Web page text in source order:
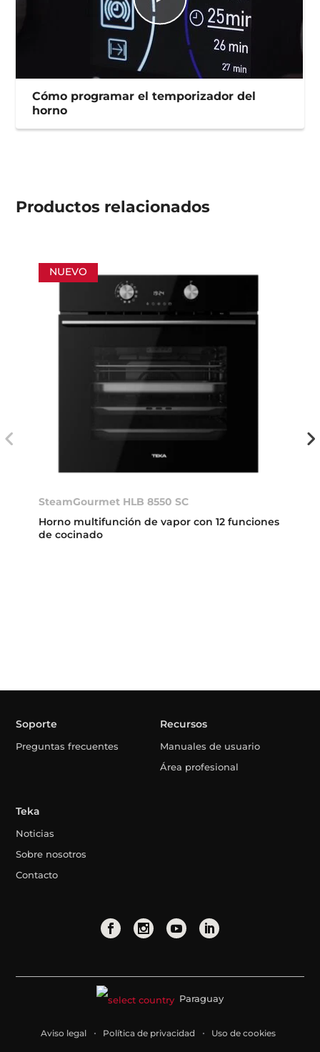
Cómo programar el temporizador del
horno
Productos relacionados
NUEVO
SteamGourmet HLB 8550 SC
Horno multifunción de vapor con 12 funciones
de cocinado
Soporte
Preguntas frecuentes
Recursos
Manuales de usuario
Área profesional
Teka
Noticias
Sobre nosotros
Contacto
Paraguay
Aviso legal Política de privacidad Uso de cookies